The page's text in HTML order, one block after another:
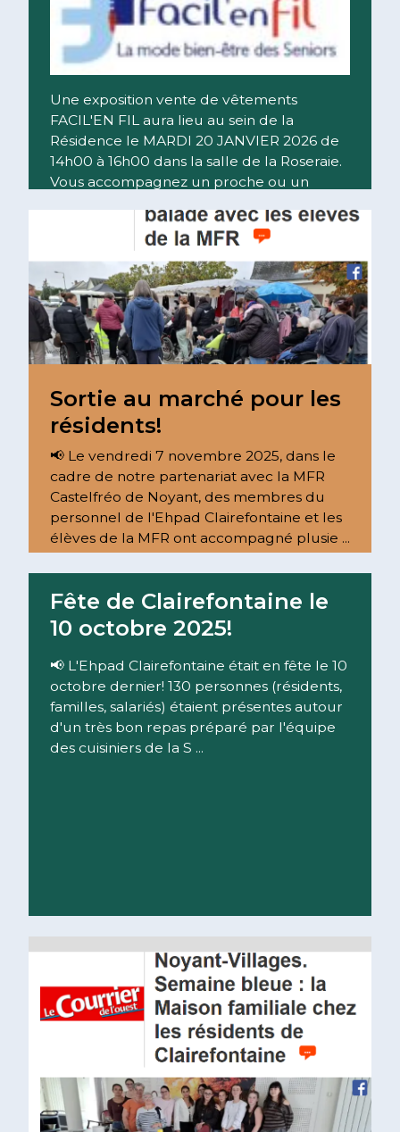
Une exposition vente de vêtements
FACIL'EN FIL aura lieu au sein de la
Résidence le MARDI 20 JANVIER 2026 de
14h00 à 16h00 dans la salle de la Roseraie.
Vous accompagnez un proche ou un
Lire la suite
Sortie au marché pour les
résidents!
📢 Le vendredi 7 novembre 2025, dans le
cadre de notre partenariat avec la MFR
Castelfréo de Noyant, des membres du
personnel de l'Ehpad Clairefontaine et les
élèves de la MFR ont accompagné plusie ...
Lire la suite
Fête de Clairefontaine le
10 octobre 2025!
📢 L'Ehpad Clairefontaine était en fête le 10
octobre dernier! 130 personnes (résidents,
familles, salariés) étaient présentes autour
d'un très bon repas préparé par l'équipe
des cuisiniers de la S ...